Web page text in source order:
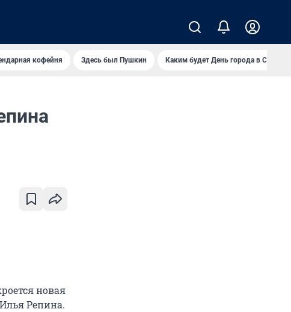
кофейня Здесь был Пушкин Каким будет День города в Самаре
новая
Репина.